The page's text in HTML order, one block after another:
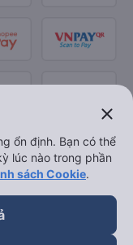
close
ổn định. Bạn có thể
lúc nào trong phần
sách Cookie.